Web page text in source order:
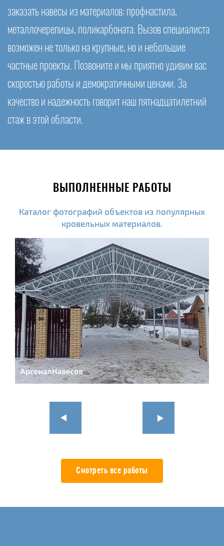
заказать навесы из материалов: профнастила,
металлочерепицы, поликарбоната. Вызов специалиста
возможен не только на крупные, но и небольшие
частные проекты. Позвоните и мы приятно удивим вас
скоростью работы и демократичными ценами. За
качество и надежность говорит наш пятнадцатилетний
стаж в этой области.
ВЫПОЛНЕННЫЕ РАБОТЫ
Каталог фотографий объектов из популярных
кровельных материалов.
Смотреть все работы